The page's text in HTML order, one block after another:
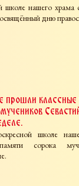
школе нашего храма
дню
прошли
школе
сорока